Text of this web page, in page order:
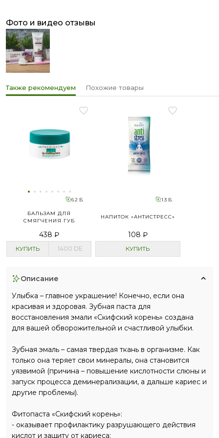
фото и видео отзывы
Также рекомендуем Похожие товары
6.2 Б.
БАЛЬЗАМ ДЛЯ
СМЯГЧЕНИЯ ГУБ
438 ₽
КУПИТЬ 1400 DE
1.3 Б.
НАПИТОК «АНТИСТРЕСС»
108 ₽
КУПИТЬ
описание
Улыбка – главное украшение! Конечно, если она
красивая и здоровая. Зубная паста для
восстановления эмали «Скифский корень» создана
для вашей обворожительной и счастливой улыбки.
Зубная эмаль – самая твердая ткань в организме. Как
только она теряет свои минералы, она становится
уязвимой (причина – повышение кислотности слюны и
запуск процесса деминерализации, а дальше кариес и
другие проблемы).
Фитопаста «Скифский корень»:
- оказывает профилактику разрушающего действия
кислот и защиту от кариеса;